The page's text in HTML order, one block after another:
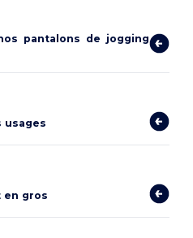
pantalons de jogging
usages
en gros